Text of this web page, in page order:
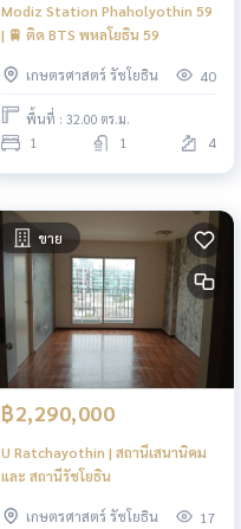
Modiz Station Phaholyothin 59
| 🚆 ติด BTS พหลโยธิน 59
เกษตรศาสตร์ รัชโยธิน 40
พื้นที่ : 32.00 ตร.ม.
1 1 4
ขาย
฿2,290,000
U Ratchayothin | สถานีเสนานิคม
และ สถานีรัชโยธิน
เกษตรศาสตร์ รัชโยธิน 17